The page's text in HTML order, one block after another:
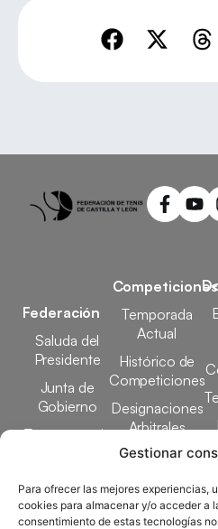
Gestionar
Para ofrecer las mejores experiencias,
cookies para almacenar y/o acceder a
consentimiento de estas tecnologías
Federación
Saluda del
Presidente
Junta de
Gobierno
Transparencia
Clubes
Federados
Competiciones
Temporada
Actual
Histórico de
Competiciones
Designaciones
Arbitrales